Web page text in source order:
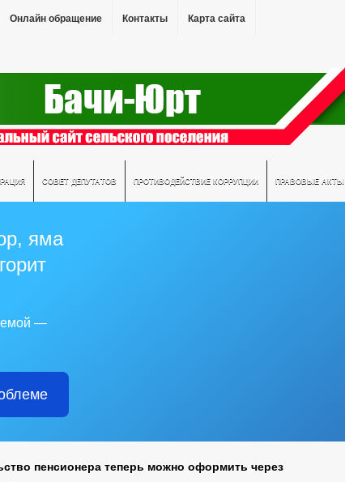
Онлайн обращение Контакты Карта сайта
СОВЕТ ДЕПУТАТОВ ПРОТИВОДЕЙСТВИЕ КОРРУПЦИИ ПРАВОВЫЕ АКТЫ
яма
—
пенсионера теперь можно оформить через